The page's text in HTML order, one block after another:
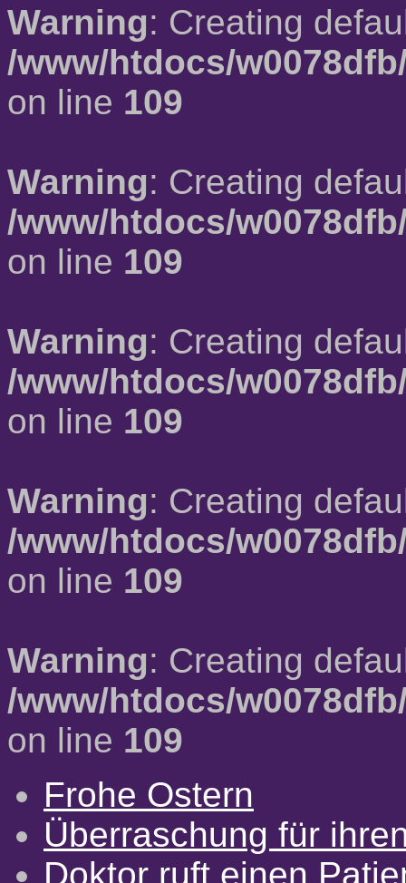
Warning: Creating
/www/htdocs/
on line 109
Warning: Creating
/www/htdocs/
on line 109
Warning: Creating
/www/htdocs/
on line 109
Warning: Creating
/www/htdocs/
on line 109
Warning: Creating
/www/htdocs/
on line 109
Frohe Ostern
Überraschung für
Doktor ruft einen